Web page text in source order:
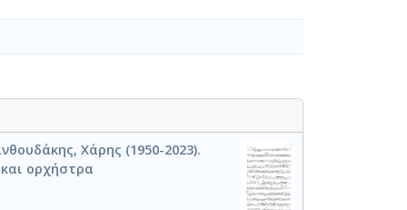
Χάρης (1950-2023).
ορχήστρα